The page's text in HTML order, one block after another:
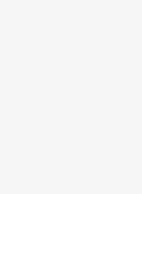
khó chịu khi xe
Ngoài ra,